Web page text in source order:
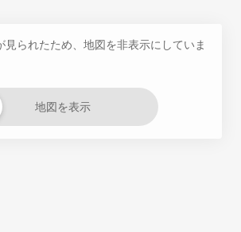
見られたため、地図を非表示にしていま
地図を表示